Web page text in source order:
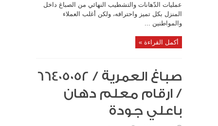
عمليات الدّهانات والتشطيب النهائي من الصباغ داخل
المنزل بكل تميز واحترافه، ولكن أغلب العملاء
والمواطنين ...
أكمل القراءة »
صباغ العمرية / 66405052
/ ارقام معلم دهان
باعلي جودة